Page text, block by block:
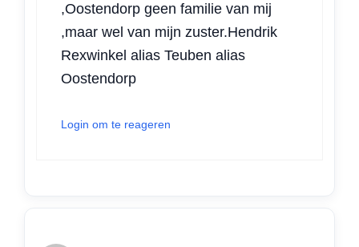
,Oostendorp geen familie van mij
,maar wel van mijn zuster.Hendrik
Rexwinkel alias Teuben alias
Oostendorp
Login om te reageren